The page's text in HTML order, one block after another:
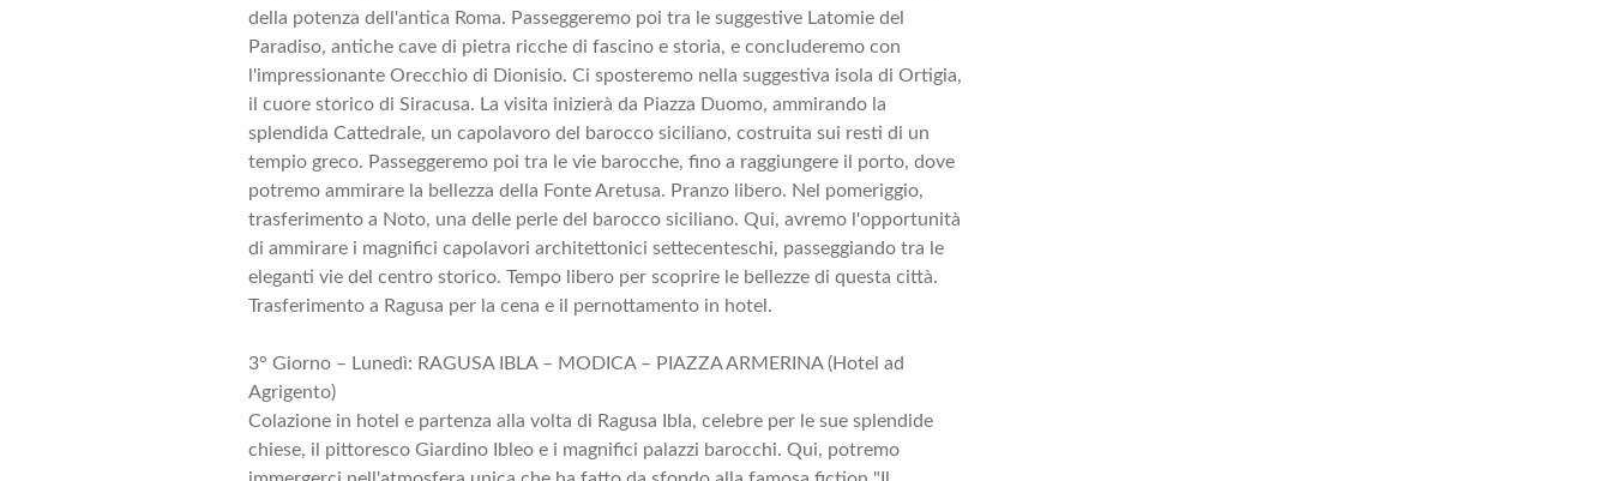
della potenza dell'antica Roma. Passeggeremo poi tra le suggestive Latomie del
Paradiso, antiche cave di pietra ricche di fascino e storia, e concluderemo con
l'impressionante Orecchio di Dionisio. Ci sposteremo nella suggestiva isola di Ortigia,
il cuore storico di Siracusa. La visita inizierà da Piazza Duomo, ammirando la
splendida Cattedrale, un capolavoro del barocco siciliano, costruita sui resti di un
tempio greco. Passeggeremo poi tra le vie barocche, fino a raggiungere il porto, dove
potremo ammirare la bellezza della Fonte Aretusa. Pranzo libero. Nel pomeriggio,
trasferimento a Noto, una delle perle del barocco siciliano. Qui, avremo l'opportunità
di ammirare i magnifici capolavori architettonici settecenteschi, passeggiando tra le
eleganti vie del centro storico. Tempo libero per scoprire le bellezze di questa città.
Trasferimento a Ragusa per la cena e il pernottamento in hotel.
3° Giorno – Lunedì: RAGUSA IBLA – MODICA – PIAZZA ARMERINA (Hotel ad
Agrigento)
Colazione in hotel e partenza alla volta di Ragusa Ibla, celebre per le sue splendide
chiese, il pittoresco Giardino Ibleo e i magnifici palazzi barocchi. Qui, potremo